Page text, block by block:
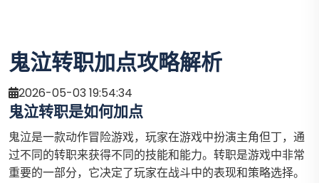
鬼泣转职加点攻略解析
2026-05-03 19:54:34
鬼泣转职是如何加点
鬼泣是一款动作冒险游戏，玩家在游戏中扮演主角但丁，通
过不同的转职来获得不同的技能和能力。转职是游戏中非常
重要的一部分，它决定了玩家在战斗中的表现和策略选择。